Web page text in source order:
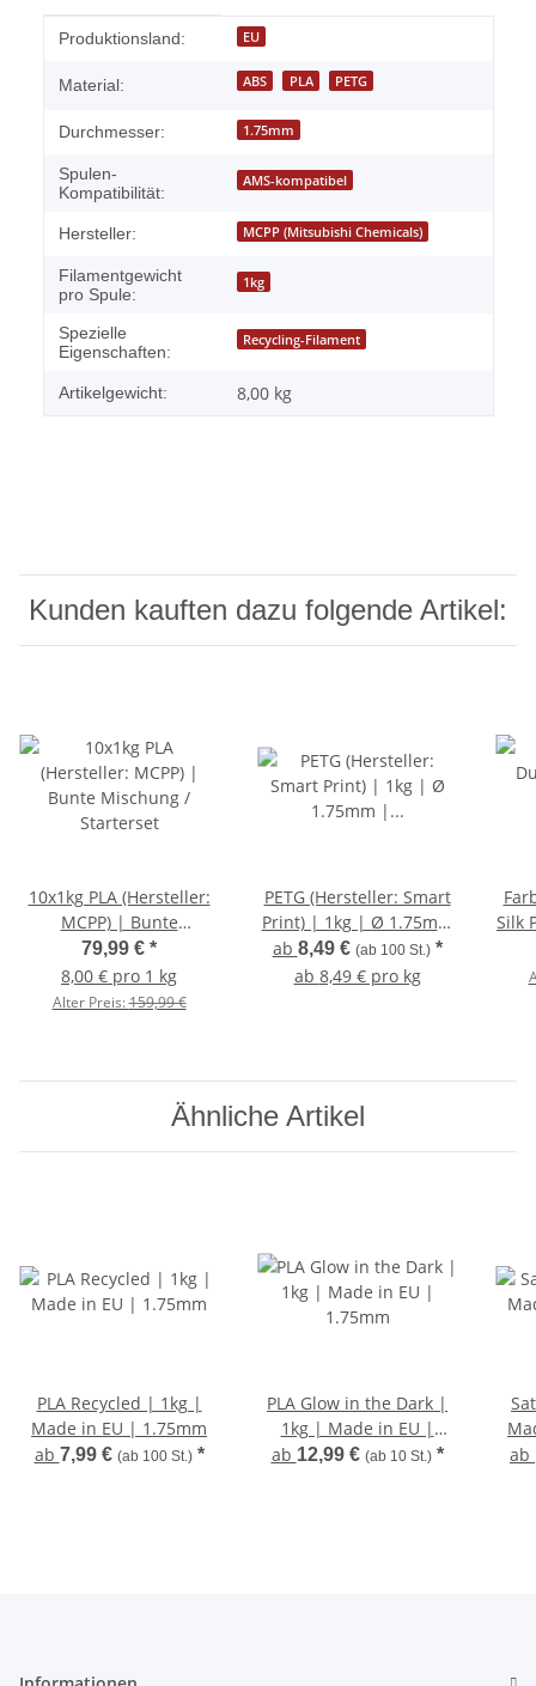
Produkteigenschaft
Wert
Produktionsland: EU
Material: ABS PLA PETG
Durchmesser: 1.75mm
Spulen-
Kompatibilität:
AMS-kompatibel
Hersteller: MCPP (Mitsubishi Chemicals)
Filamentgewicht
pro Spule:
1kg
Spezielle
Eigenschaften:
Recycling-Filament
Artikelgewicht: 8,00 kg
Kunden kauften dazu folgende Artikel:
10x1kg PLA (Hersteller:
MCPP) | Bunte
Mischung / Starterset
79,99 € *
8,00 € pro 1 kg
Alter Preis:159,99 €
PETG (Hersteller: Smart
Print) | 1kg | Ø 1.75mm
| Gelb
ab 8,49 € (ab 100 St.) *
ab 8,49 € pro kg
Silk
Ähnliche Artikel
PLA Recycled | 1kg |
Made in EU | 1.75mm
ab 7,99 € (ab 100 St.) *
PLA Glow in the Dark |
1kg | Made in EU |
1.75mm
ab 12,99 € (ab 10 St.) *
ab